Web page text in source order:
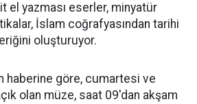
el yazması eserler, minyatür
İslam coğrafyasından tarihi
oluşturuyor.
haberine göre, cumartesi ve
olan müze, saat 09'dan akşam